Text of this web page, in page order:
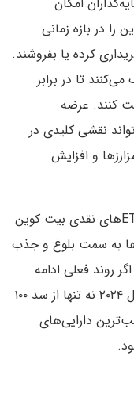
در بازه زمانی
کرده یا بفروشند.
تا در برابر
کنند. عرضه
نقشی کلیدی در
و افزایش
با توجه به ورود ابزارهای جدیدی مانند ETF‌های نقدی بیت کوین
به سمت بلوغ و جذب
روند فعلی ادامه
یابد، انتظار می‌رود بیت کوین تا پایان سال ۲۰۲۴ نه تنها از سد ۱۰۰
دارایی‌های